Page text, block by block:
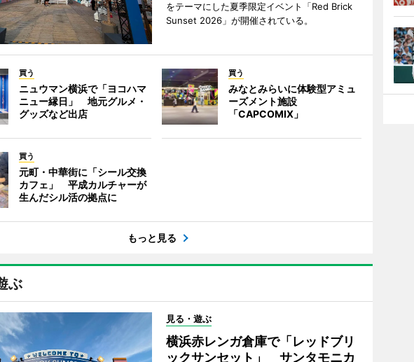
をテーマにした夏季限定イベント「Red Brick
Sunset 2026」が開催されている。
買う
ニュウマン横浜で「ヨコハマ
ニュー縁日」 地元グルメ・
グッズなど出店
買う
みなとみらいに体験型アミュ
ーズメント施設
「CAPCOMIX」
買う
元町・中華街に「シール交換
カフェ」 平成カルチャーが
生んだシル活の拠点に
もっと見る
ぶ
見る・遊ぶ
横浜赤レンガ倉庫で「レッドブリ
ックサンセット」 サンタモニカ